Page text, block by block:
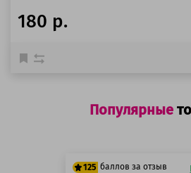
180 р.
Популярные
125 баллов за отзыв